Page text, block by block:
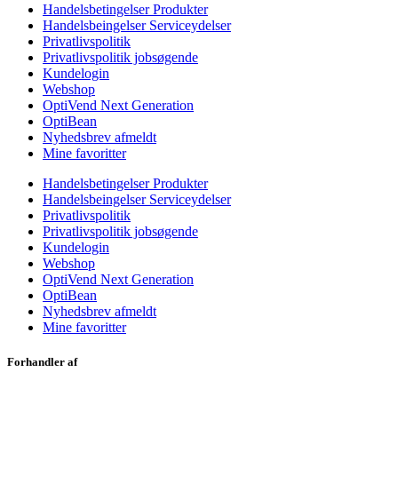
Handelsbetingelser Produkter
Handelsbeingelser Serviceydelser
Privatlivspolitik
Privatlivspolitik jobsøgende
Kundelogin
Webshop
OptiVend Next Generation
OptiBean
Nyhedsbrev afmeldt
Mine favoritter
Handelsbetingelser Produkter
Handelsbeingelser Serviceydelser
Privatlivspolitik
Privatlivspolitik jobsøgende
Kundelogin
Webshop
OptiVend Next Generation
OptiBean
Nyhedsbrev afmeldt
Mine favoritter
Forhandler af